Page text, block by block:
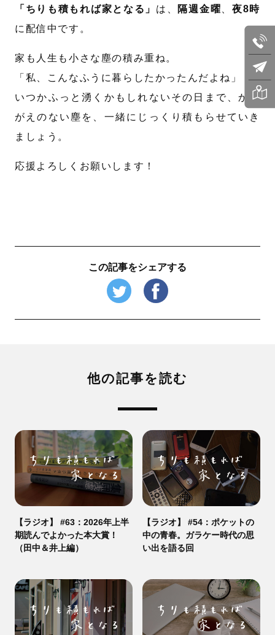
「ちりも積もれば家となる」 は、 隔週金曜
夜8時
に配信中です。
家も人生も小さな塵の積み重ね。
「私、こんなふうに暮らしたかったんだよね」
いつかふっと湧くかもしれないその日まで、かけ
がえのない塵を、一緒にじっくり積もらせていき
ましょう。
応援よろしくお願いします！
この記事をシェアする
他の記事を読む
【ラジオ】 #63：2026年上半
期読んでよかった本大賞！
（田中＆井上編）
【ラジオ】 #54：ポケットの
中の青春。ガラケー時代の思
い出を語る回